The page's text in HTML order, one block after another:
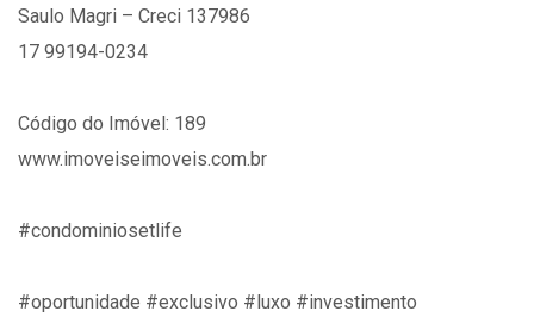
Saulo Magri – Creci 137986
17 99194-0234
Código do Imóvel: 189
www.imoveiseimoveis.com.br
#condominiosetlife
#oportunidade #exclusivo #luxo #investimento